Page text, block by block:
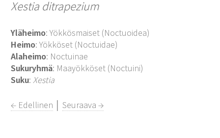
Xestia ditrapezium
Yläheimo: Yökkösmaiset (Noctuoidea)
Heimo: Yökköset (Noctuidae)
Alaheimo: Noctuinae
Sukuryhmä: Maayökköset (Noctuini)
Suku:Xestia
← Edellinen │Seuraava →